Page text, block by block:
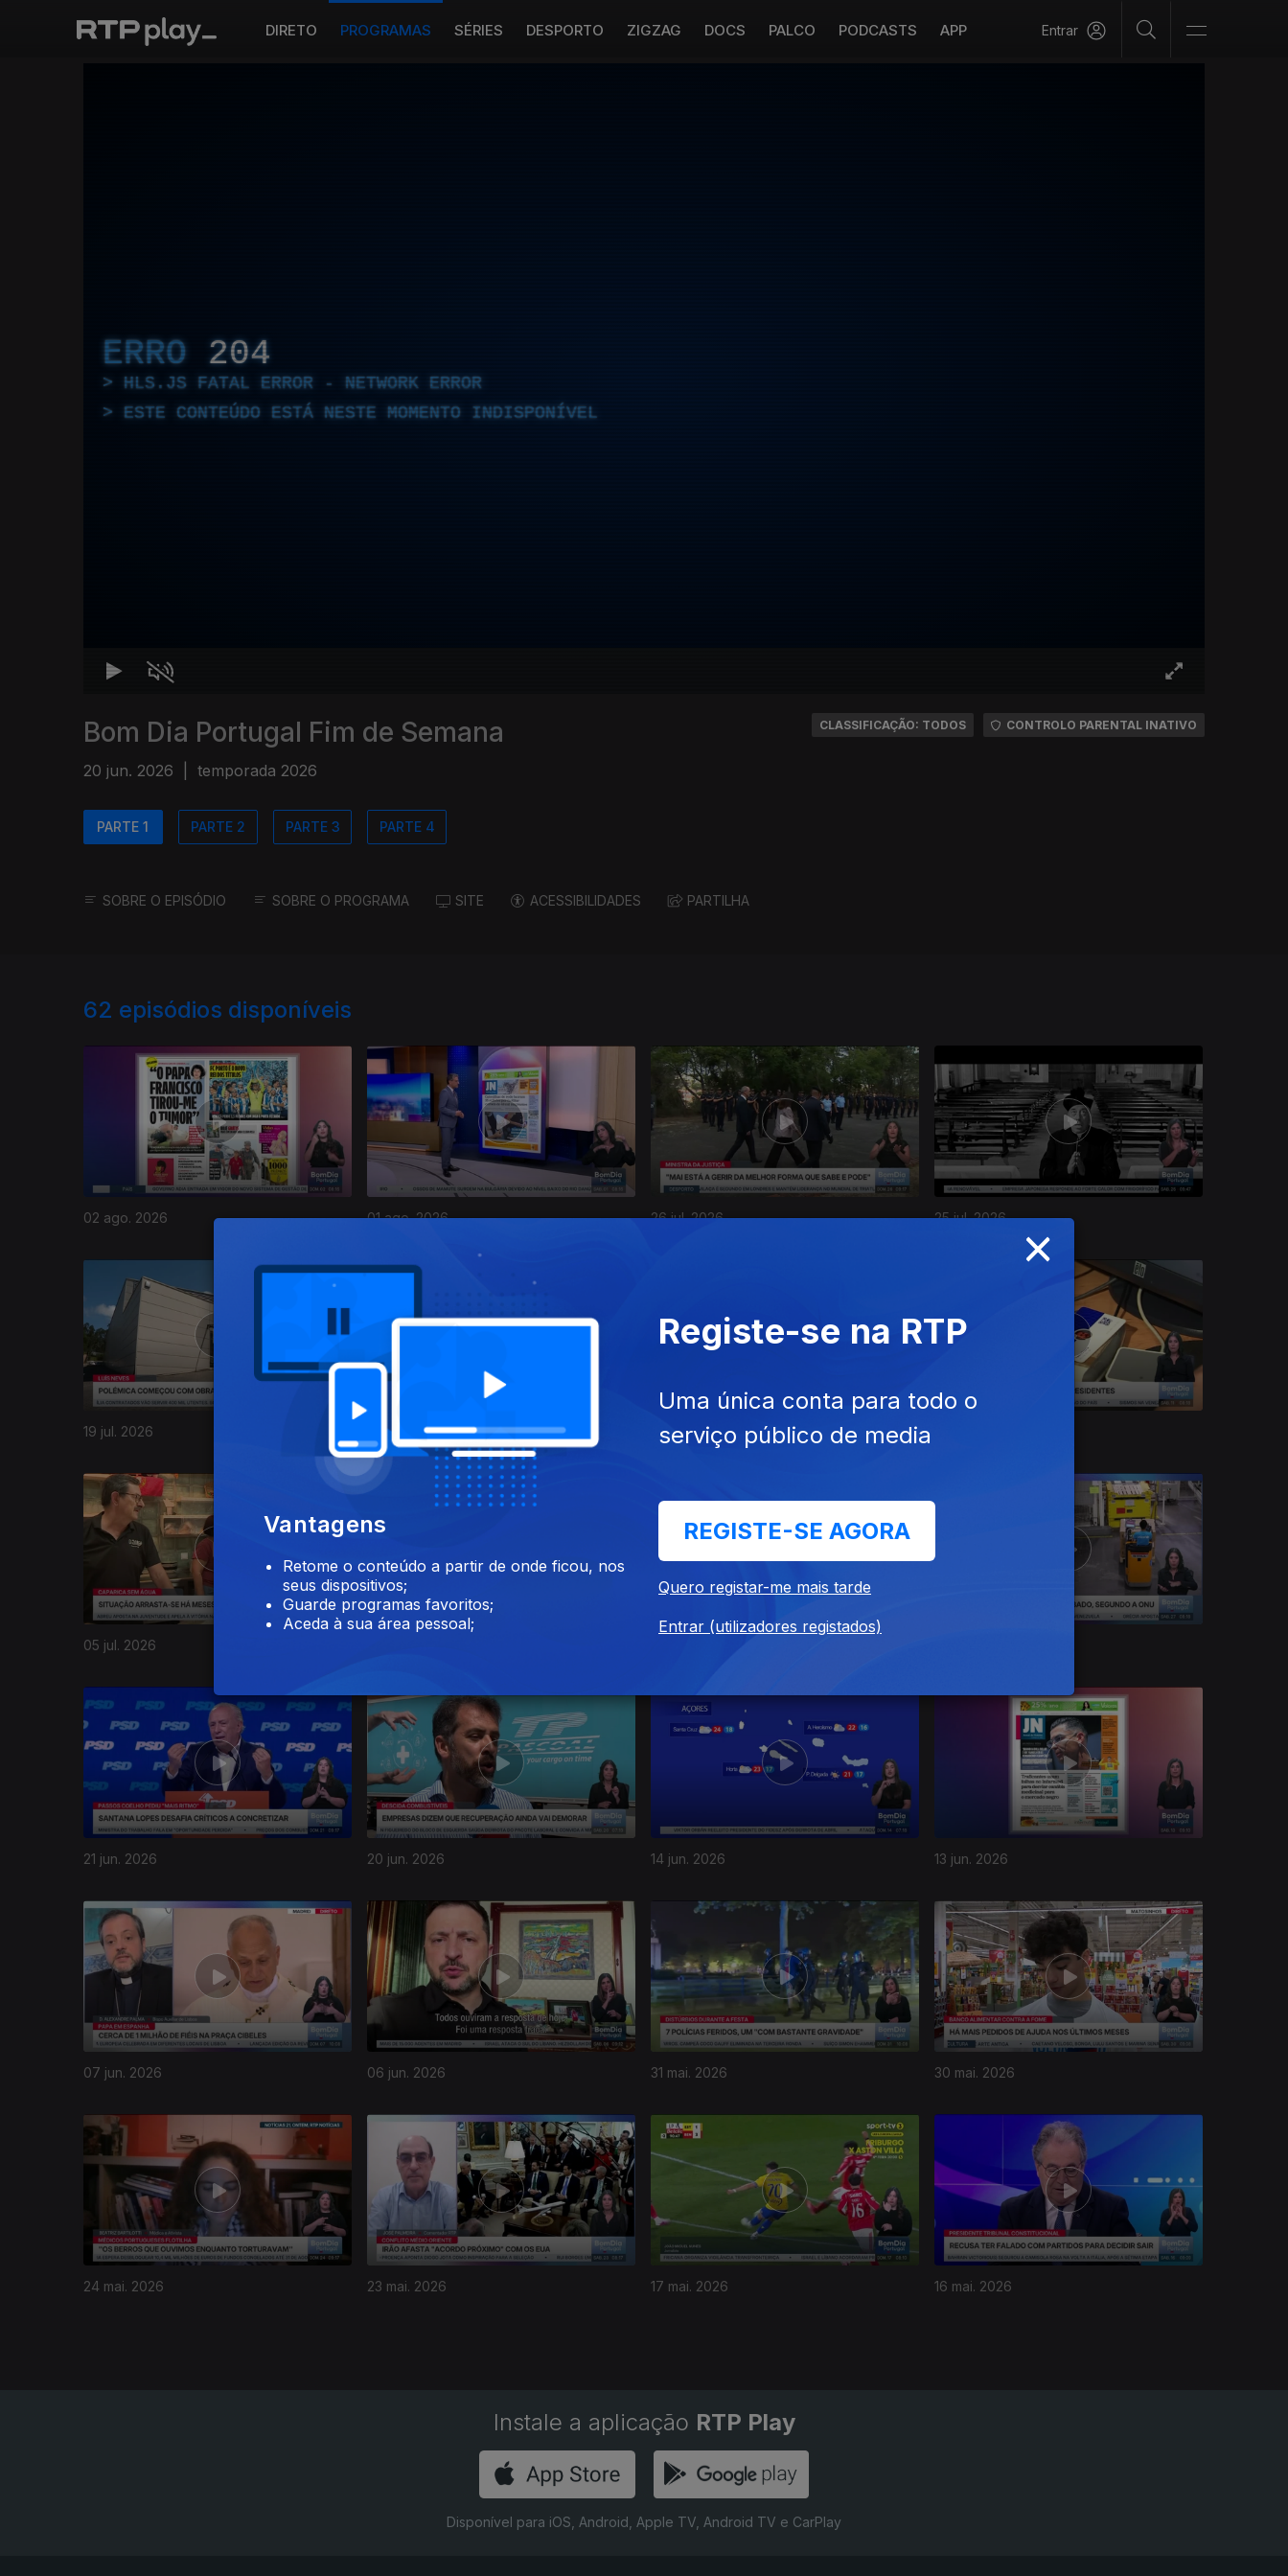
DIRETO PROGRAMAS SÉRIES DESPORTO ZIGZAG DOCS PALCO PODCASTS APP Entrar
ERRO 204
HLS.JS FATAL ERROR - NETWORK ERROR
ESTE CONTEÚDO ESTÁ NESTE MOMENTO INDISPONÍVEL
Bom Dia Portugal Fim de Semana
20 jun. 2026 temporada 2026
CLASSIFICAÇÃO: TODOS CONTROLO PARENTAL INATIVO
PARTE 1 PARTE 2 PARTE 3 PARTE 4
SOBRE O EPISÓDIO SOBRE O PROGRAMA SITE ACESSIBILIDADES PARTILHA
62 episódios disponíveis
02 ago. 2026 01 ago. 2026 26 jul. 2026 25 jul. 2026
19 jul. 2026 18 jul. 2026 12 jul. 2026
05 jul. 2026
939106
21 jun. 2026 20 jun. 2026 14 jun. 2026 13 jun. 2026
07 jun. 2026 06 jun. 2026 31 mai. 2026 30 mai. 2026
24 mai. 2026 23 mai. 2026 17 mai. 2026 16 mai. 2026
929578
Instale a aplicação RTP Play
Disponível para iOS, Android, Apple TV, Android TV e CarPlay
×
Vantagens
Retome o conteúdo a partir de onde ficou, nos
seus dispositivos;
Guarde programas favoritos;
Aceda à sua área pessoal;
Registe-se na RTP
Uma única conta para todo o
serviço público de media
REGISTE-SE AGORA
Quero registar-me mais tarde
Entrar (utilizadores registados)